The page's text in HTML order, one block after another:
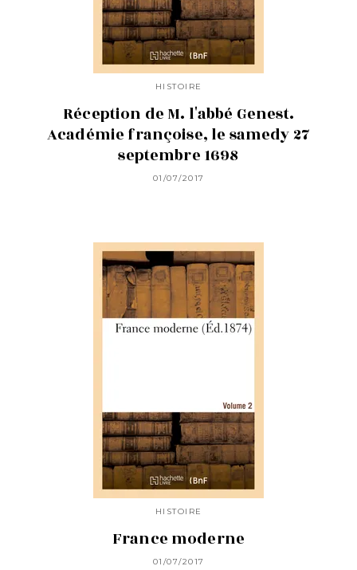
HISTOIRE
Réception de M. l'abbé Genest.
Académie françoise, le samedy 27
septembre 1698
01/07/2017
HISTOIRE
France moderne
01/07/2017